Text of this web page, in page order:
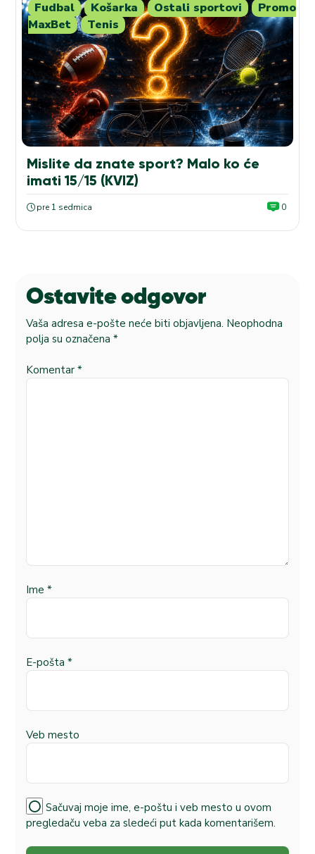
Fudbal Košarka Ostali sportovi
Promo
MaxBet
Tenis
Mislite da znate sport? Malo ko će
imati 15/15 (KVIZ)
pre 1 sedmica 0
Ostavite odgovor
Vaša adresa e-pošte neće biti objavljena. Neophodna
polja su označena *
Komentar *
Ime *
E-pošta *
Veb mesto
Sačuvaj moje ime, e-poštu i veb mesto u ovom
pregledaču veba za sledeći put kada komentarišem.